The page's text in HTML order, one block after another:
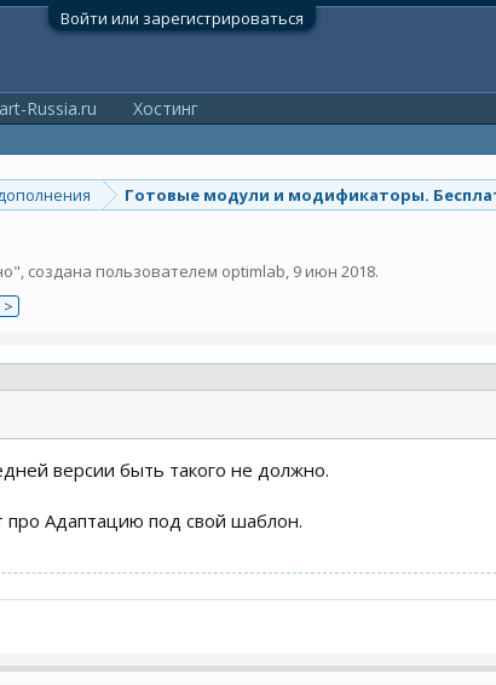
Войти или зарегистрироваться
Готовые модули и модификаторы.
", создана пользователем optimlab, 9 июн 2018.
версии быть такого не должно.
про Адаптацию под свой шаблон.
Russia.ru Хостинг